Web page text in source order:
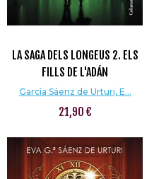
LA SAGA DELS LONGEUS 2. ELS
FILLS DE L'ADÁN
García Sáenz de Urturi, E...
21,90 €